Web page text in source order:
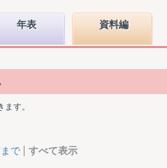
年表 資料編
す。
で すべて表示